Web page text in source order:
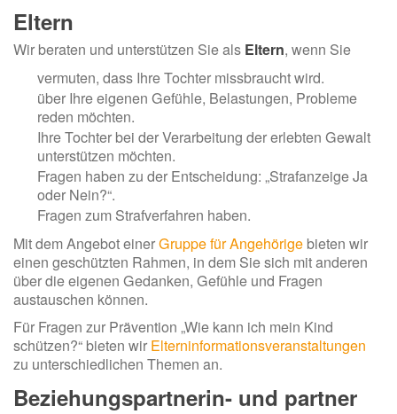
Eltern
Wir beraten und unterstützen Sie als Eltern, wenn Sie
vermuten, dass Ihre Tochter missbraucht wird.
über Ihre eigenen Gefühle, Belastungen, Probleme
reden möchten.
Ihre Tochter bei der Verarbeitung der erlebten Gewalt
unterstützen möchten.
Fragen haben zu der Entscheidung: „Strafanzeige Ja
oder Nein?“.
Fragen zum Strafverfahren haben.
Mit dem Angebot einerGruppe für Angehörige bieten wir
einen geschützten Rahmen, in dem Sie sich mit anderen
über die eigenen Gedanken, Gefühle und Fragen
austauschen können.
Für Fragen zur Prävention „Wie kann ich mein Kind
schützen?“ bieten wir Elterninformationsveranstaltungen
zu unterschiedlichen Themen an.
Beziehungspartnerin- und partner